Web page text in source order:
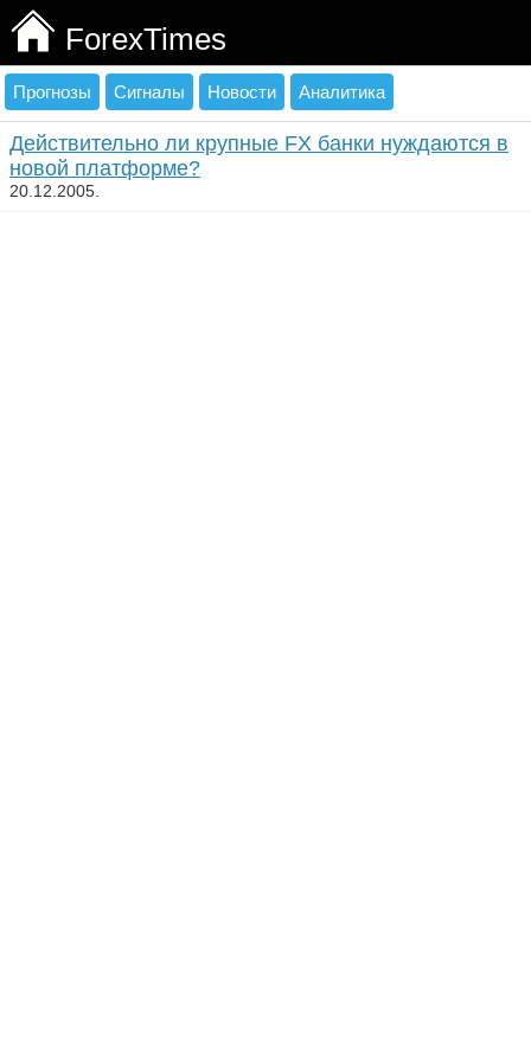
ForexTimes
Прогнозы Сигналы Новости Аналитика
Действительно ли крупные FX банки нуждаются в
новой платформе?
20.12.2005.